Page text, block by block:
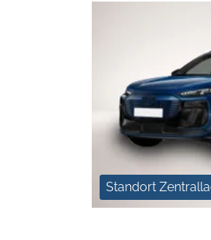
Standort